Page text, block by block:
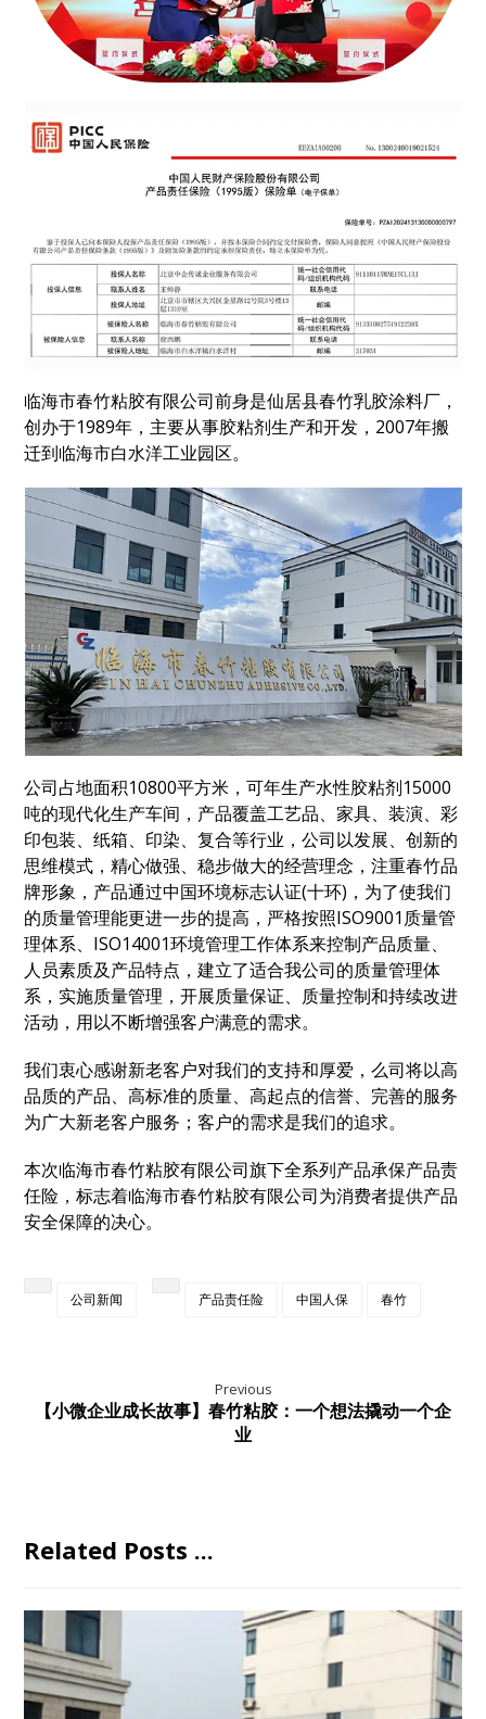
临海市春竹粘胶有限公司前身是仙居县春竹乳胶涂料厂，
创办于1989年，主要从事胶粘剂生产和开发，2007年搬
迁到临海市白水洋工业园区。
公司占地面积10800平方米，可年生产水性胶粘剂15000
吨的现代化生产车间，产品覆盖工艺品、家具、装演、彩
印包装、纸箱、印染、复合等行业，公司以发展、创新的
思维模式，精心做强、稳步做大的经营理念，注重春竹品
牌形象，产品通过中国环境标志认证(十环)，为了使我们
的质量管理能更进一步的提高，严格按照ISO9001质量管
理体系、ISO14001环境管理工作体系来控制产品质量、
人员素质及产品特点，建立了适合我公司的质量管理体
系，实施质量管理，开展质量保证、质量控制和持续改进
活动，用以不断增强客户满意的需求。
我们衷心感谢新老客户对我们的支持和厚爱，么司将以高
品质的产品、高标准的质量、高起点的信誉、完善的服务
为广大新老客户服务；客户的需求是我们的追求。
本次临海市春竹粘胶有限公司旗下全系列产品承保产品责
任险，标志着临海市春竹粘胶有限公司为消费者提供产品
安全保障的决心。
公司新闻 产品责任险 中国人保 春竹
Previous
【小微企业成长故事】春竹粘胶：一个想法撬动一个企
业
Related Posts ...